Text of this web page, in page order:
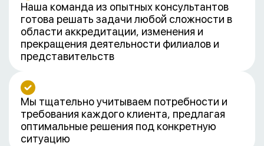
Наша команда из опытных консультантов
готова решать задачи любой сложности в
области аккредитации, изменения и
прекращения деятельности филиалов и
представительств
Мы тщательно учитываем потребности и
требования каждого клиента, предлагая
оптимальные решения под конкретную
ситуацию